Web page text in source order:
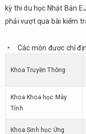
Tổng
kết
kỳ thi du học Nhật Bản
phải vượt qua bài kiểm
Các môn được chỉ
Khoa Truyền Thông
Khoa Khoa học Máy
Tính
Khoa Sinh học Ứng